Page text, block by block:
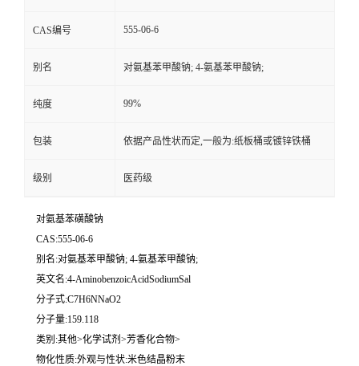
CAS编号 555-06-6
别名 对氨基苯甲酸钠; 4-氨基苯甲酸钠;
纯度 99%
包装 依据产品性状而定,一般为:纸板桶或镀锌铁桶
级别 医药级
对氨基苯磺酸钠
CAS:555-06-6
别名:对氨基苯甲酸钠; 4-氨基苯甲酸钠;
英文名:4-AminobenzoicAcidSodiumSal
分子式:C7H6NNaO2
分子量:159.118
类别:其他>化学试剂>芳香化合物>
物化性质:外观与性状:米色结晶粉末